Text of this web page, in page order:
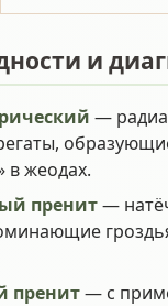
и
—
в жеодах.
пренит—
пренит— с